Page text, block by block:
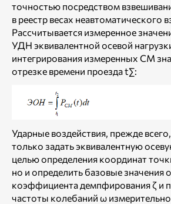
точностью посредством
в реестр весах неавтоматического
Рассчитывается измеренное
УДН эквивалентной осевой
интегрирования измеренных СМ
отрезке времени проезда t∑:
Ударные воздействия, прежде
только задать эквивалентную
целью определения координат
но и определить базовые значения
коэффициента демпфирования ζ и
частоты колебаний ω